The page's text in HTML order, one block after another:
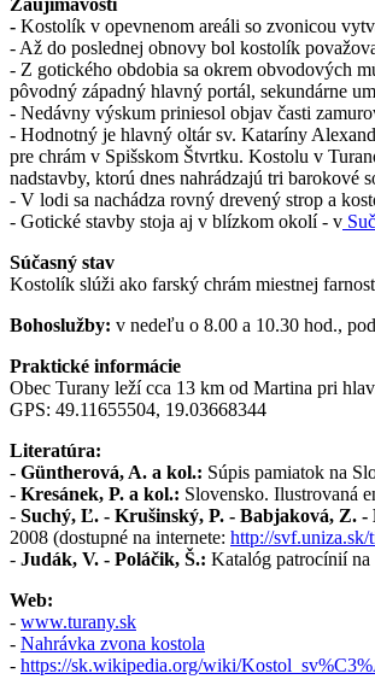
- Kostolík v opevnenom areáli so zvonicou
- Až do poslednej obnovy bol kostolík
- Z gotického obdobia sa okrem obvodových
pôvodný západný hlavný portál, sekundárne
- Nedávny výskum priniesol objav časti
- Hodnotný je hlavný oltár sv. Kataríny
pre chrám v Spišskom Štvrtku. Kostolu v
nadstavby, ktorú dnes nahrádzajú tri barokové
- V lodi sa nachádza rovný drevený strop a
- Gotické stavby stoja aj v blízkom okolí - v
Súčasný stav
Kostolík slúži ako farský chrám miestnej
Bohoslužby: v nedeľu o 8.00 a 10.30 hod.,
Praktické informácie
Obec Turany leží cca 13 km od Martina pri
GPS: 49.11655504, 19.03668344
Literatúra:
- Güntherová, A. a kol.: Súpis pamiatok na
- Kresánek, P. a kol.: Slovensko. Ilustrovaná
- Suchý, Ľ. - Krušinský, P. - Babjaková, Z.
2008 (dostupné na internete: http://
- Judák, V. - Poláčik, Š.: Katalóg patrocínií
Web:
- www.turany.sk
- Nahrávka zvona kostola
- https://sk.wikipedia.org/wiki/